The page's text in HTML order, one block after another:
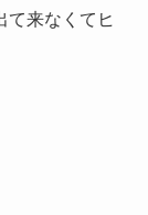
て来なくてヒ